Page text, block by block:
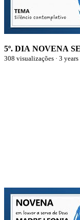
5º. DIA NOVENA
308 visualizações · 3 years